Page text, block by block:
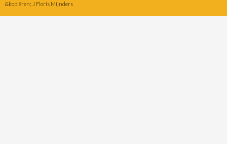
&kopiëren; J Floris Mijnders